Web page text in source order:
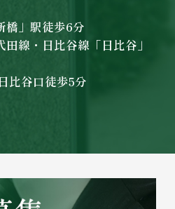
橋」駅徒歩6分
線・日比谷線「日比谷」
比谷口徒歩5分